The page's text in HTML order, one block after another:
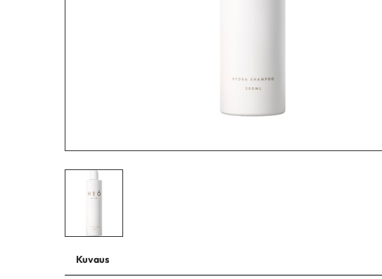
Kuvaus